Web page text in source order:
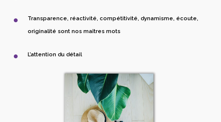
Transparence, réactivité, compétitivité, dynamisme, écoute,
originalité sont nos maîtres mots
L’attention du détail